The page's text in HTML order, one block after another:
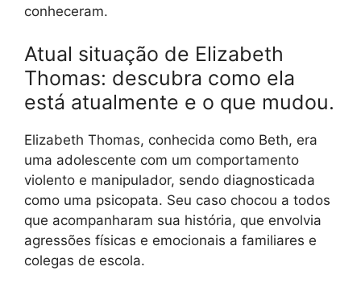
conheceram.
Atual situação de Elizabeth
Thomas: descubra como ela
está atualmente e o que mudou.
Elizabeth Thomas, conhecida como Beth, era
uma adolescente com um comportamento
violento e manipulador, sendo diagnosticada
como uma psicopata. Seu caso chocou a todos
que acompanharam sua história, que envolvia
agressões físicas e emocionais a familiares e
colegas de escola.